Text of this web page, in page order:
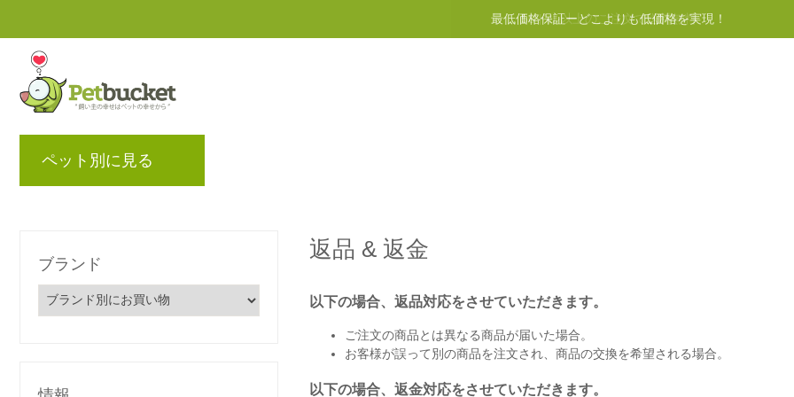
最低価格保証ーどこよりも低価格を実現！
ペット別に見る
ブランド
返品 & 返金
以下の場合、返品対応をさせていただきます。
ご注文の商品とは異なる商品が届いた場合。
お客様が誤って別の商品を注文され、商品の交換を希望される場合。
以下の場合、返金対応をさせていただきます。